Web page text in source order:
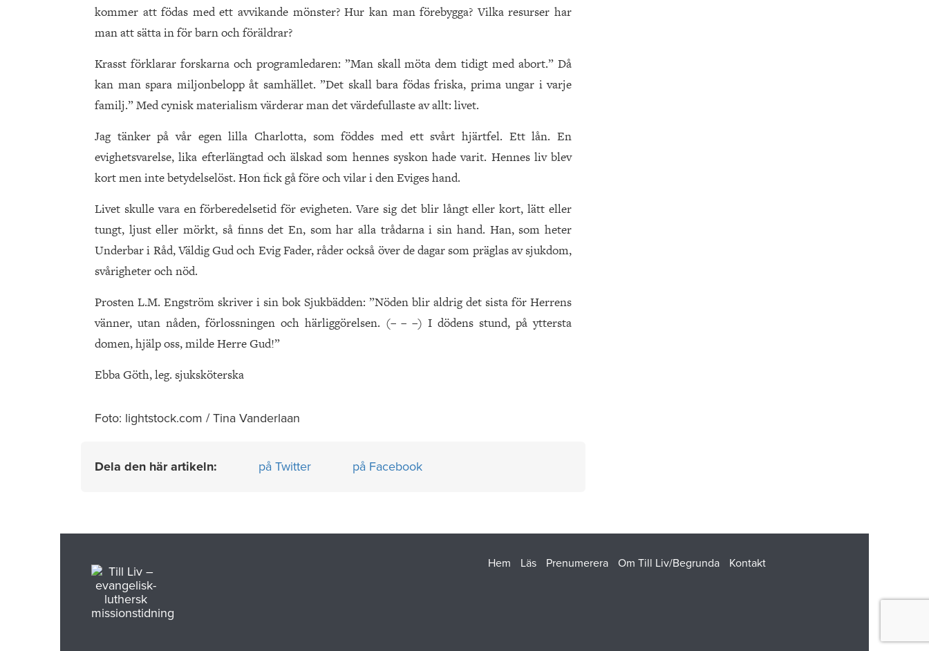
kommer att födas med ett avvikande mönster? Hur kan man förebygga? Vilka resurser har
man att sätta in för barn och föräldrar?
Krasst förklarar forskarna och programledaren: ”Man skall möta dem tidigt med abort.” Då
kan man spara miljonbelopp åt samhället. ”Det skall bara födas friska, prima ungar i varje
familj.” Med cynisk materialism värderar man det värdefullaste av allt: livet.
Jag tänker på vår egen lilla Charlotta, som föddes med ett svårt hjärtfel. Ett lån. En
evighetsvarelse, lika efterlängtad och älskad som hennes syskon hade varit. Hennes liv blev
kort men inte betydelselöst. Hon fick gå före och vilar i den Eviges hand.
Livet skulle vara en förberedelsetid för evigheten. Vare sig det blir långt eller kort, lätt eller
tungt, ljust eller mörkt, så finns det En, som har alla trådarna i sin hand. Han, som heter
Underbar i Råd, Väldig Gud och Evig Fader, råder också över de dagar som präglas av sjukdom,
svårigheter och nöd.
Prosten L.M. Engström skriver i sin bok Sjukbädden: ”Nöden blir aldrig det sista för Herrens
vänner, utan nåden, förlossningen och härliggörelsen. (– – –) I dödens stund, på yttersta
domen, hjälp oss, milde Herre Gud!”
Ebba Göth, leg. sjuksköterska
Foto: lightstock.com / Tina Vanderlaan
Dela den här artikeln: på Twitter på Facebook
Hem Läs Prenumerera Om Till Liv/Begrunda Kontakt